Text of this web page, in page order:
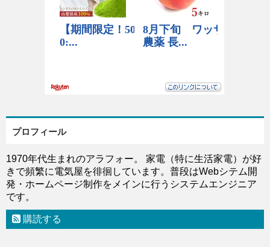
プロフィール
1970年代生まれのアラフォー。 家電（特に生活家電）が好
きで頻繁に電気屋を徘徊しています。普段はWebシテム開
発・ホームページ制作をメインに行うシステムエンジニア
です。
購読する